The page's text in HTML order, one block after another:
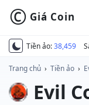
Tiền ảo:38,459
© Giá Coin
Trang chủ › Tiền ảo ›
Evil